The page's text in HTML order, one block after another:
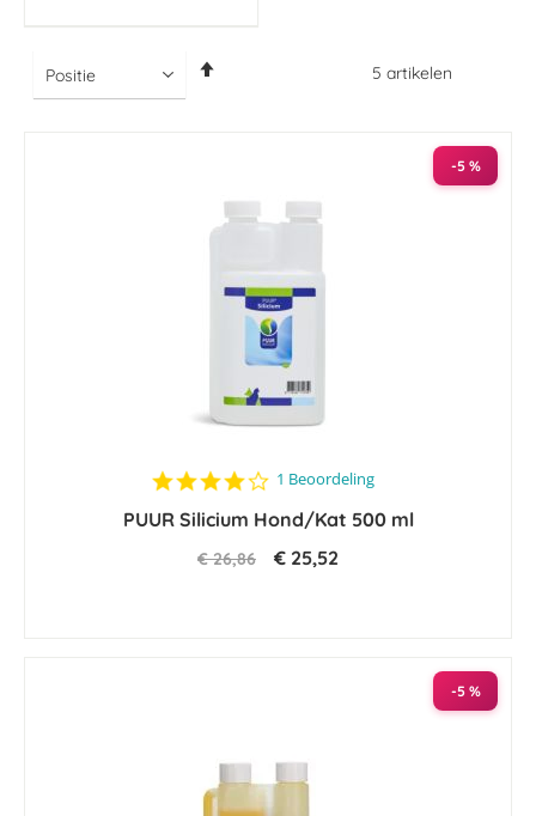
5 artikelen
-5 %
4.0
rating
1 Beoordeling
PUUR Silicium Hond/Kat 500 ml
€ 26,86 € 25,52
-5 %